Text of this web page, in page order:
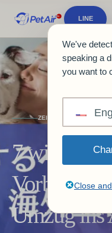
LINE
ZEITSCHRIFTEN &
7 wichtige
Umzug ins
We've
speaking a
you want to
Close